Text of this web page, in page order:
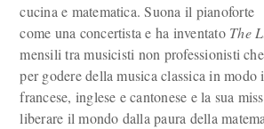
cucina e matematica. Suona il pianoforte
come una concertista e ha inventato The
mensili tra musicisti non professionisti
per godere della musica classica in modo
francese, inglese e cantonese e la sua
liberare il mondo dalla paura della